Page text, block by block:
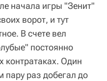
начала игры "Зенит"
ворот, и тут
В счете вел
постоянно
контратаках. Один
пару раз добегал до